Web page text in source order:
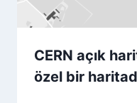
CERN açık
özel bir